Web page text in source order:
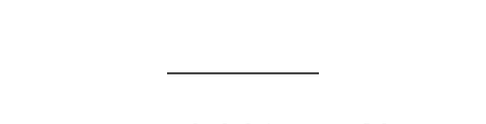
meilleures idées de jeux et d'animations clés en